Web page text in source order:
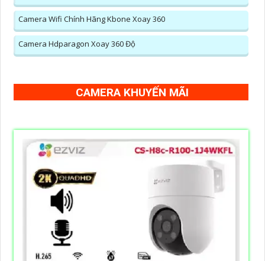
Camera Wifi Chính Hãng Kbone Xoay 360
Camera Hdparagon Xoay 360 Độ
CAMERA KHUYẾN MÃI